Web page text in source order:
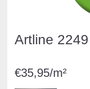
Artline
€35,95/m²